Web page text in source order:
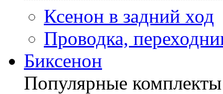
Ксенон в задний ход
Проводка,
Биксенон
Популярные комплекты